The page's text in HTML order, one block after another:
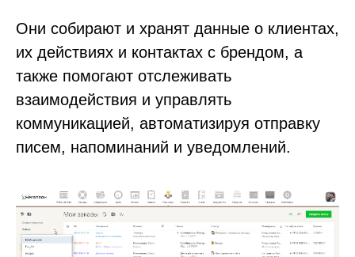
Они собирают и хранят данные о клиентах,
их действиях и контактах с брендом, а
также помогают отслеживать
взаимодействия и управлять
коммуникацией, автоматизируя отправку
писем, напоминаний и уведомлений.